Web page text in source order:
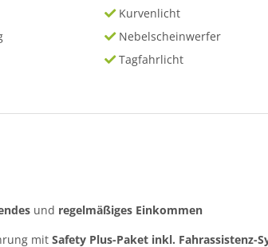
Kurvenlicht
Nebelscheinwerfer
Tagfahrlicht
und regelmäßiges Einkommen
mit Safety Plus-Paket inkl. Fahrassistenz-